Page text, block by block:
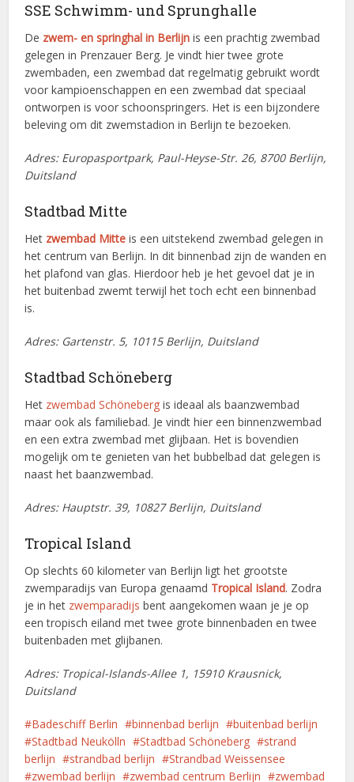
SSE Schwimm- und Sprunghalle
De zwem- en springhal in Berlijn is een prachtig zwembad
gelegen in Prenzauer Berg. Je vindt hier twee grote
zwembaden, een zwembad dat regelmatig gebruikt wordt
voor kampioenschappen en een zwembad dat speciaal
ontworpen is voor schoonspringers. Het is een bijzondere
beleving om dit zwemstadion in Berlijn te bezoeken.
Adres: Europasportpark, Paul-Heyse-Str. 26, 8700 Berlijn,
Duitsland
Stadtbad Mitte
Het zwembad Mitte is een uitstekend zwembad gelegen in
het centrum van Berlijn. In dit binnenbad zijn de wanden en
het plafond van glas. Hierdoor heb je het gevoel dat je in
het buitenbad zwemt terwijl het toch echt een binnenbad
is.
Adres: Gartenstr. 5, 10115 Berlijn, Duitsland
Stadtbad Schöneberg
Het zwembad Schöneberg is ideaal als baanzwembad
maar ook als familiebad. Je vindt hier een binnenzwembad
en een extra zwembad met glijbaan. Het is bovendien
mogelijk om te genieten van het bubbelbad dat gelegen is
naast het baanzwembad.
Adres: Hauptstr. 39, 10827 Berlijn, Duitsland
Tropical Island
Op slechts 60 kilometer van Berlijn ligt het grootste
zwemparadijs van Europa genaamd Tropical Island. Zodra
je in het zwemparadijs bent aangekomen waan je je op
een tropisch eiland met twee grote binnenbaden en twee
buitenbaden met glijbanen.
Adres: Tropical-Islands-Allee 1, 15910 Krausnick,
Duitsland
Badeschiff Berlin binnenbad berlijn
buitenbad berlijn
Stadtbad Neukölln
Stadtbad Schöneberg
strand
berlijn
strandbad berlijn
Strandbad Weissensee
zwembad berlijn
zwembad centrum Berlijn zwembad